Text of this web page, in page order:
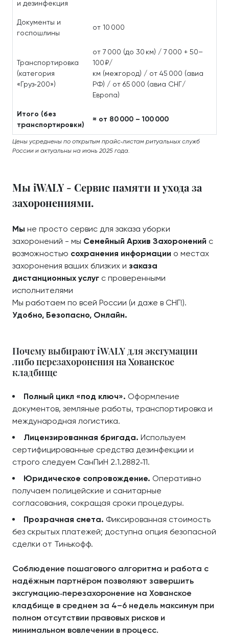
и дезинфекция
Документы и
госпошлины
от 10 000
Транспортировка
(категория
«Груз‑200»)
от 7 000 (до 30 км) / 7 000 + 50–
100 ₽/
км (межгород) / от 45 000 (авиа
РФ) / от 65 000 (авиа СНГ/
Европа)
Итого (без
транспортировки)
≈ от 80 000 – 100 000
Цены усреднены по открытым прайс‑листам ритуальных служб
России и актуальны на июнь 2025 года.
Мы iWALY - Сервис памяти и ухода за
захоронениями.
Мы не просто сервис для заказа уборки
захоронений - мы Семейный Архив Захоронений с
возможностью сохранения информации о местах
захоронения ваших близких и заказа
дистанционных услуг с проверенными
исполнителями
Мы работаем по всей России (и даже в СНГ!).
Удобно, Безопасно, Онлайн.
Почему выбирают iWALY для эксгумации
либо перезахоронения на Хованское
кладбище
Полный цикл «под ключ». Оформление
документов, земляные работы, транспортировка и
международная логистика.
Лицензированная бригада. Используем
сертифицированные средства дезинфекции и
строго следуем СанПиН 2.1.2882‑11.
Юридическое сопровождение. Оперативно
получаем полицейские и санитарные
согласования, сокращая сроки процедуры.
Прозрачная смета. Фиксированная стоимость
без скрытых платежей; доступна опция безопасной
сделки от Тинькофф.
Соблюдение пошагового алгоритма и работа с
надёжным партнёром позволяют завершить
эксгумацию‑перезахоронение на Хованское
кладбище в среднем за 4–6 недель максимум при
полном отсутствии правовых рисков и
минимальном вовлечении в процесс.